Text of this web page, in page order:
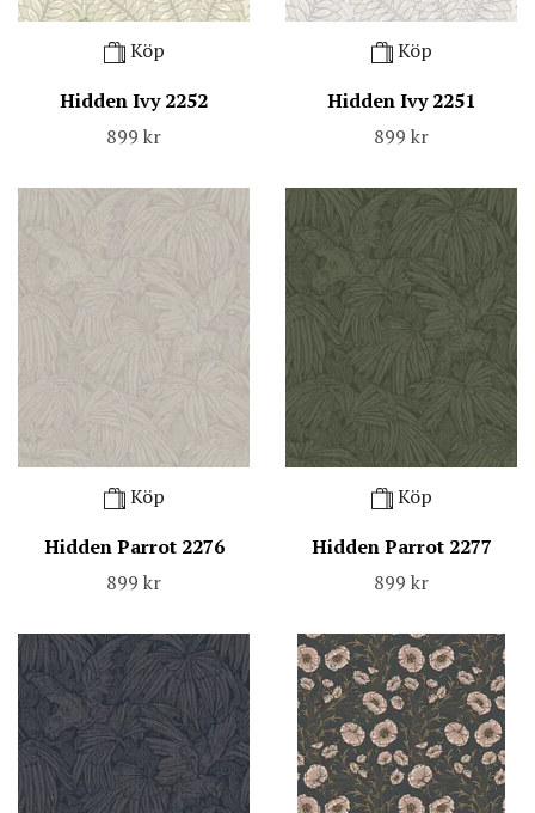
Köp
Hidden Ivy 2252
899 kr
Köp
Hidden Ivy 2251
899 kr
Köp
Hidden Parrot 2276
899 kr
Köp
Hidden Parrot 2277
899 kr